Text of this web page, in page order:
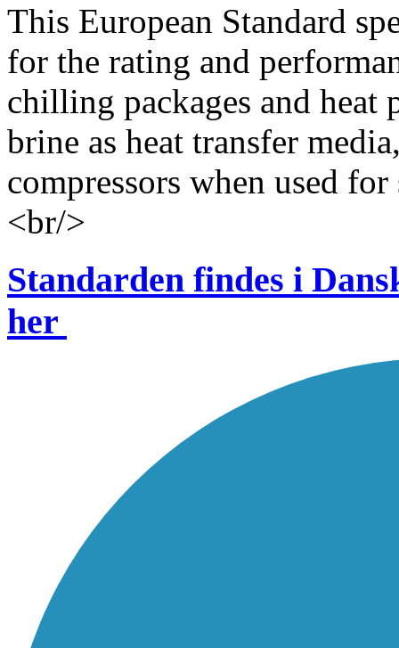
This European Standard
for the rating and
chilling packages and heat
brine as heat transfer
compressors when used
<br/>
Standarden findes i
her